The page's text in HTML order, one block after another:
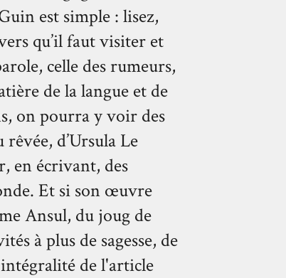
est simple : lisez,
qu’il faut visiter et
celle des rumeurs,
de la langue et de
on pourra y voir des
d’Ursula Le
en écrivant, des
Et si son œuvre
Ansul, du joug de
à plus de sagesse, de
de l'article